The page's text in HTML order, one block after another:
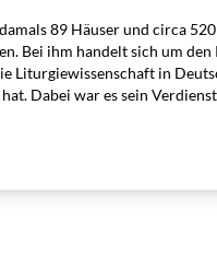
89 Häuser und circa
Bei ihm handelt sich um den
Liturgiewissenschaft in
Dabei war es sein